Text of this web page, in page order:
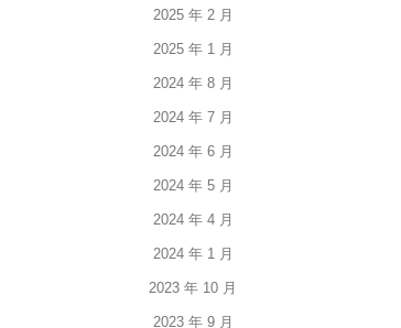
2025 年 2 月
2025 年 1 月
2024 年 8 月
2024 年 7 月
2024 年 6 月
2024 年 5 月
2024 年 4 月
2024 年 1 月
2023 年 10 月
2023 年 9 月